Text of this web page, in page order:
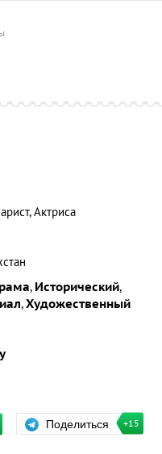
Актриса
, Исторический,
,Художественный
Поделиться +15